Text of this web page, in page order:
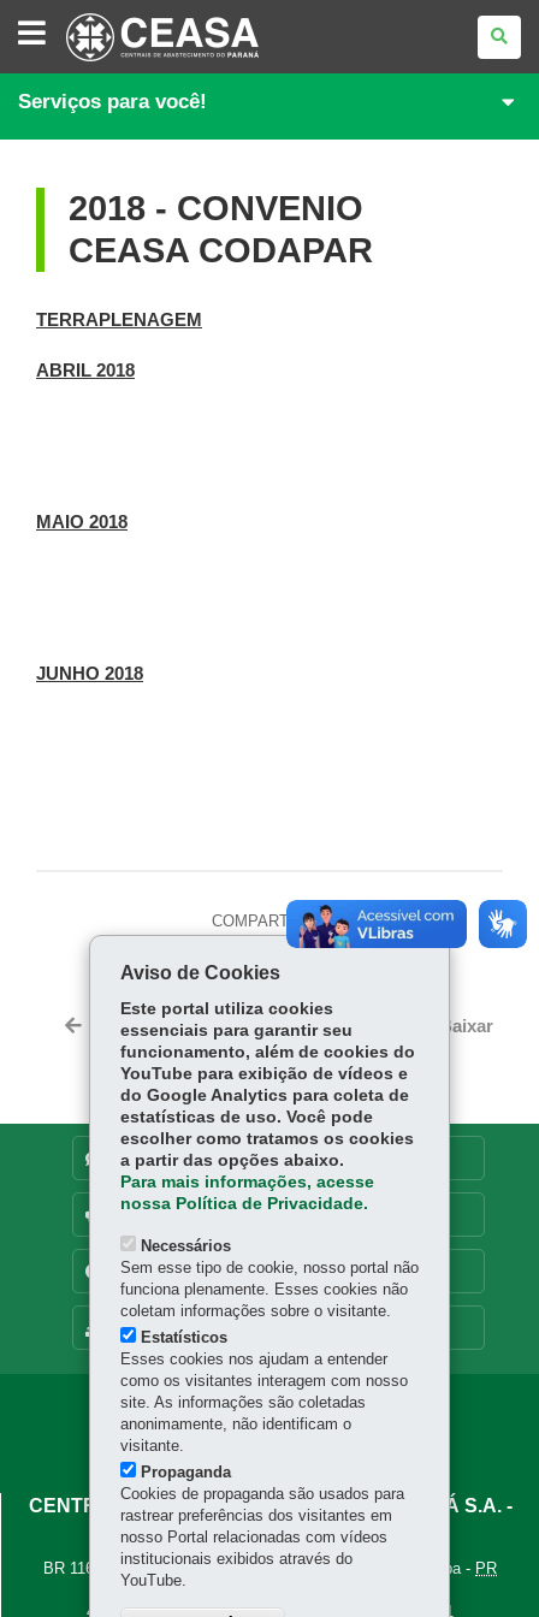
CENTRAIS
DE
ABASTECIMENTO
<BR>DO
S.A.
Serviços para você!
2018 - CONVENIO
CEASA CODAPAR
TERRAPLENAGEM
ABRIL 2018
MAIO 2018
JUNHO 2018
COMPARTILHE:
Fa
bo
ok
Tw
itt
er
Ap
p
Voltar Início Imprimir Baixar
MAPA DO SITE
DENUNCIE CORRUPÇÃO
OUVIDORIA
TRANSPARÊNCIA INSTITUCIONAL
CENTRAIS DE ABASTECIMENTO DO PARANÁ S.A. -
CEASA/PR
BR 116, km 111, nº 22.881, Tatuquara-81690-500 Curitiba- PR
41 3253-3232- Ouvidoria:41 3253-3232 - Ramal 231
Aviso de Cookies
Este portal utiliza cookies
essenciais para garantir seu
funcionamento, além de cookies do
YouTube para exibição de vídeos e
do Google Analytics para coleta de
estatísticas de uso. Você pode
escolher como tratamos os cookies
a partir das opções abaixo.
Para mais informações, acesse
nossa Política de Privacidade.
Necessários
Sem esse tipo de cookie, nosso portal não
funciona plenamente. Esses cookies não
coletam informações sobre o visitante.
Estatísticos
Esses cookies nos ajudam a entender
como os visitantes interagem com nosso
site. As informações são coletadas
anonimamente, não identificam o
visitante.
Propaganda
Cookies de propaganda são usados para
rastrear preferências dos visitantes em
nosso Portal relacionadas com vídeos
institucionais exibidos através do
YouTube.